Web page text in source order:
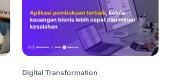
Digital Transformation